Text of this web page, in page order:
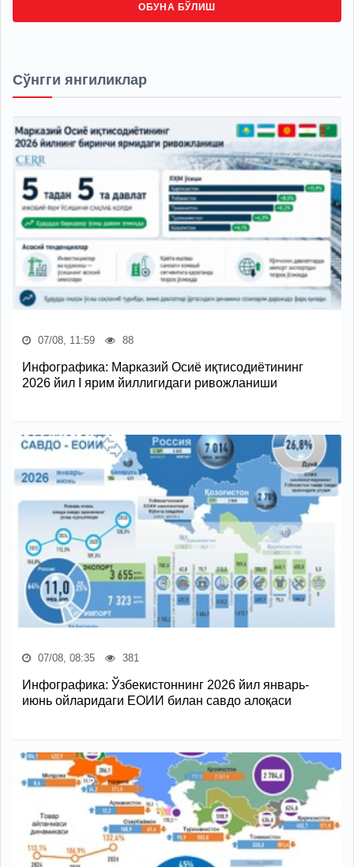
ОБУНА БЎЛИШ
Сўнгги янгиликлар
07/08, 11:59 88
Инфографика: Марказий Осиё иқтисодиётининг
2026 йил I ярим йиллигидаги ривожланиши
07/08, 08:35 381
Инфографика: Ўзбекистоннинг 2026 йил январь-
июнь ойларидаги ЕОИИ билан савдо алоқаси